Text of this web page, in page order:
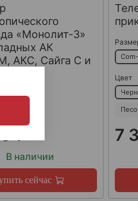
«Монолит-3»
АК
АКС, Сайга С и
₽
В наличии
сейчас
Цвет
7